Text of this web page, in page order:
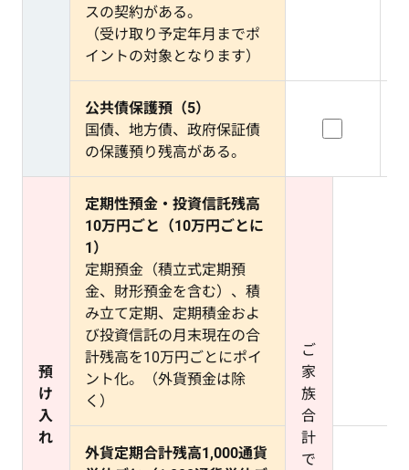
スの契約がある。
（受け取り予定年月までポ
イントの対象となります）
公共債保護預（5）
国債、地方債、政府保証債
の保護預り残高がある。
預
け
入
れ
定期性預金・投資信託残高
10万円ごと（10万円ごとに
1）
定期預金（積立式定期預
金、財形預金を含む）、積
み立て定期、定期積金およ
び投資信託の月末現在の合
計残高を10万円ごとにポイ
ント化。（外貨預金は除
く）
ご
家
族
合
計
で
外貨定期合計残高1,000通貨